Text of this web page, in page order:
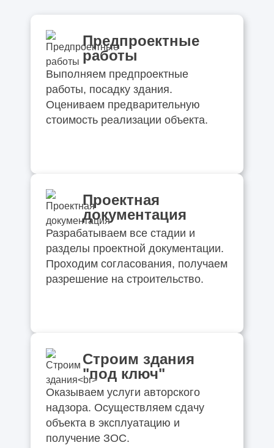
Предпроектные
работы
Выполняем предпроектные
работы, посадку здания.
Оцениваем предварительную
стоимость реализации объекта.
Проектная
документация
Разрабатываем все стадии и
разделы проектной документации.
Проходим согласования, получаем
разрешение на строительство.
Строим здания
"под ключ"
Оказываем услуги авторского
надзора. Осуществляем сдачу
объекта в эксплуатацию и
получение ЗОС.